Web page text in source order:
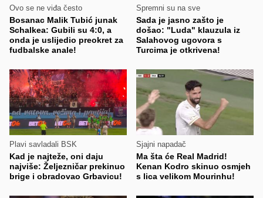
Ovo se ne viđa često
Bosanac Malik Tubić junak
Schalkea: Gubili su 4:0, a
onda je uslijedio preokret za
fudbalske anale!
Spremni su na sve
Sada je jasno zašto je
došao: "Luda" klauzula iz
Salahovog ugovora s
Turcima je otkrivena!
Plavi savladali BSK
Kad je najteže, oni daju
najviše: Željezničar prekinuo
brige i obradovao Grbavicu!
Sjajni napadač
Ma šta će Real Madrid!
Kenan Kodro skinuo osmjeh
s lica velikom Mourinhu!